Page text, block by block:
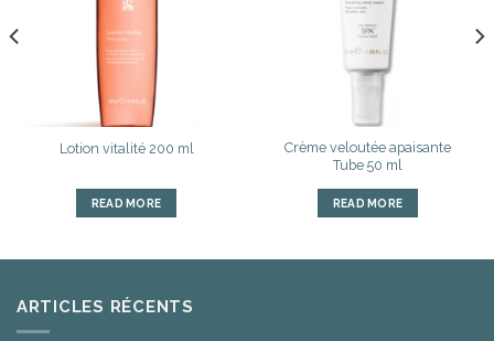
Lotion vitalité 200 ml
READ MORE
Crème veloutée apaisante
Tube 50 ml
READ MORE
ARTICLES RÉCENTS